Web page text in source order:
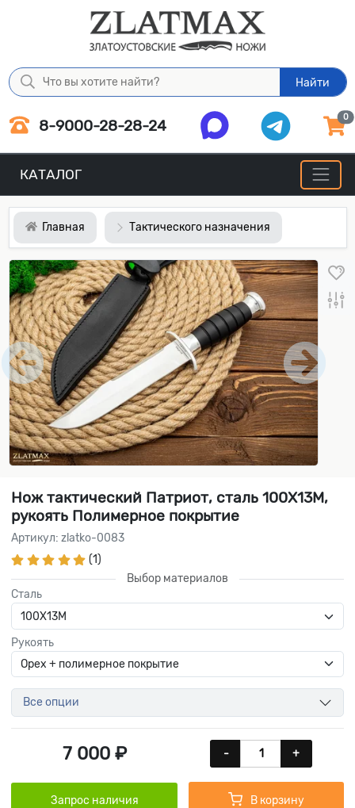
Найти
8-9000-28-28-24 0
КАТАЛОГ
Главная Тактического назначения
Нож тактический Патриот, сталь 100Х13М,
рукоять Полимерное покрытие
Артикул: zlatko-0083
(1)
Выбор материалов
Сталь
Рукоять
Все опции
7 000 ₽ - +
Запрос наличия В корзину